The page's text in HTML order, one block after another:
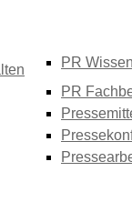
PR
PR